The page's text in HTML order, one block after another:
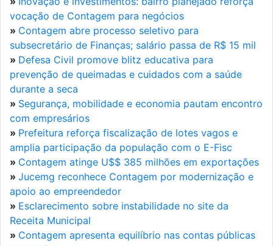
vocação de Contagem para negócios
» Contagem abre processo seletivo para
subsecretário de Finanças; salário passa de R$ 15 mil
» Defesa Civil promove blitz educativa para
prevenção de queimadas e cuidados com a saúde
durante a seca
» Segurança, mobilidade e economia pautam encontro
com empresários
» Prefeitura reforça fiscalização de lotes vagos e
amplia participação da população com o E-Fisc
» Contagem atinge U$$ 385 milhões em exportações
» Jucemg reconhece Contagem por modernização e
apoio ao empreendedor
» Esclarecimento sobre instabilidade no site da
Receita Municipal
» Contagem apresenta equilíbrio nas contas públicas